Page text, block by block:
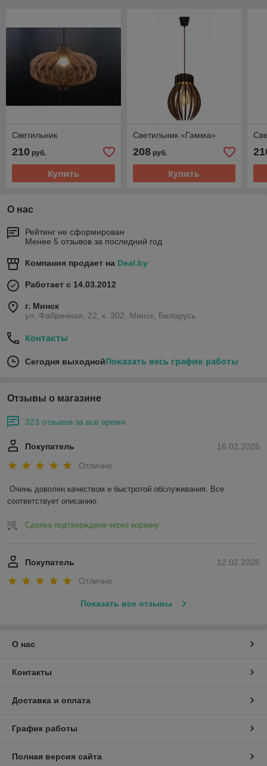
Светильник
210 руб.
Купить
Светильник «Гамма»
208руб.
Купить
О нас
Рейтинг не сформирован
Менее 5 отзывов за последний год
Компания продает на Deal.by
Работает с 14.03.2012
г. Минск
ул. Фабричная, 22, к. 302, Минск, Беларусь
Контакты
Сегодня выходнойПоказать весь график работы
Отзывы о магазине
323 отзывов за всё время
16.02.2026
Покупатель
Отлично
Очень доволен качеством и быстротой обслуживания. Все
соответствует описанию.
Сделка подтверждена через корзину
12.02.2026
Покупатель
Отлично
Показать все отзывы
О нас
Контакты
Доставка и оплата
График работы
Полная версия сайта